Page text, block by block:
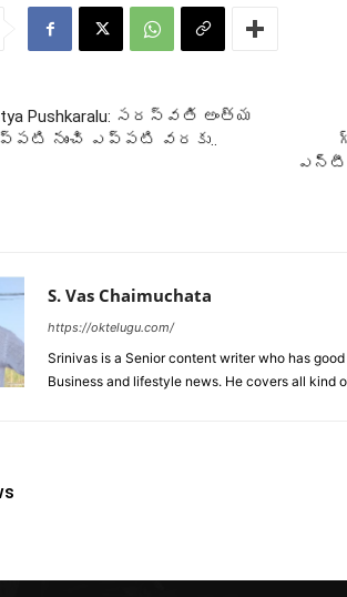
Pushkaralu: సరస్వతి అంత్య
నుంచి ఎప్పటి వరకు..
S. Vas Chaimuchata
https://oktelugu.com/
Srinivas is a Senior content writer who has
Business and lifestyle news. He covers all kind